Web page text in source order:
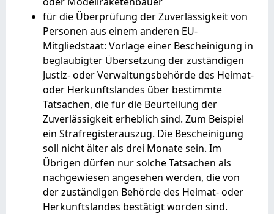
für die Überprüfung der Zuverlässigkeit von
Personen aus einem anderen EU-
Mitgliedstaat: Vorlage einer Bescheinigung in
beglaubigter Übersetzung der zuständigen
Justiz- oder Verwaltungsbehörde des Heimat-
oder Herkunftslandes über bestimmte
Tatsachen, die für die Beurteilung der
Zuverlässigkeit erheblich sind. Zum Beispiel
ein Strafregisterauszug. Die Bescheinigung
soll nicht älter als drei Monate sein. Im
Übrigen dürfen nur solche Tatsachen als
nachgewiesen angesehen werden, die von
der zuständigen Behörde des Heimat- oder
Herkunftslandes bestätigt worden sind.